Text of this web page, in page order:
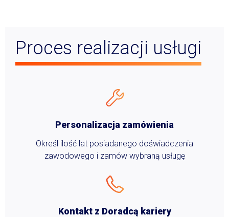
Proces realizacji usługi
Personalizacja zamówienia
Określ ilość lat posiadanego doświadczenia
zawodowego i zamów wybraną usługę
Kontakt z Doradcą kariery